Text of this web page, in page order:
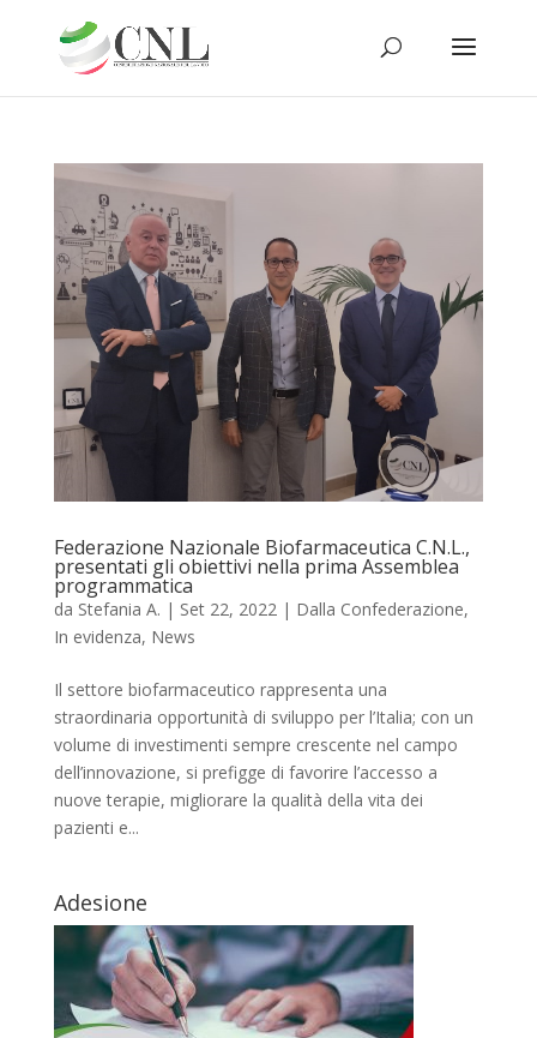
Federazione Nazionale Biofarmaceutica C.N.L.,
presentati gli obiettivi nella prima Assemblea
programmatica
da Stefania A. | Set 22, 2022| Dalla Confederazione,
In evidenza, News
Il settore biofarmaceutico rappresenta una
straordinaria opportunità di sviluppo per l’Italia; con un
volume di investimenti sempre crescente nel campo
dell’innovazione, si prefigge di favorire l’accesso a
nuove terapie, migliorare la qualità della vita dei
pazienti e...
Adesione